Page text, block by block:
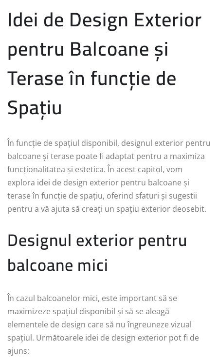
Idei de Design Exterior
pentru Balcoane și
Terase în funcție de
Spațiu
În funcție de spațiul disponibil, designul exterior pentru
balcoane și terase poate fi adaptat pentru a maximiza
funcționalitatea și estetica. În acest capitol, vom
explora idei de design exterior pentru balcoane și
terase în funcție de spațiu, oferind sfaturi și sugestii
pentru a vă ajuta să creați un spațiu exterior deosebit.
Designul exterior pentru
balcoane mici
În cazul balcoanelor mici, este important să se
maximizeze spațiul disponibil și să se aleagă
elementele de design care să nu îngreuneze vizual
spațiul. Următoarele idei de design exterior pot fi de
ajuns: